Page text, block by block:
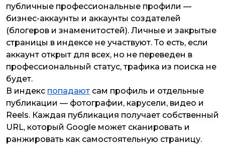
публичные профессиональные профили —
бизнес-аккаунты и аккаунты создателей
(блогеров и знаменитостей). Личные и закрытые
страницы в индексе не участвуют. То есть, если
аккаунт открыт для всех, но не переведен в
профессиональный статус, трафика из поиска не
будет.
В индекс попадают сам профиль и отдельные
публикации — фотографии, карусели, видео и
Reels. Каждая публикация получает собственный
URL, который Google может сканировать и
ранжировать как самостоятельную страницу.